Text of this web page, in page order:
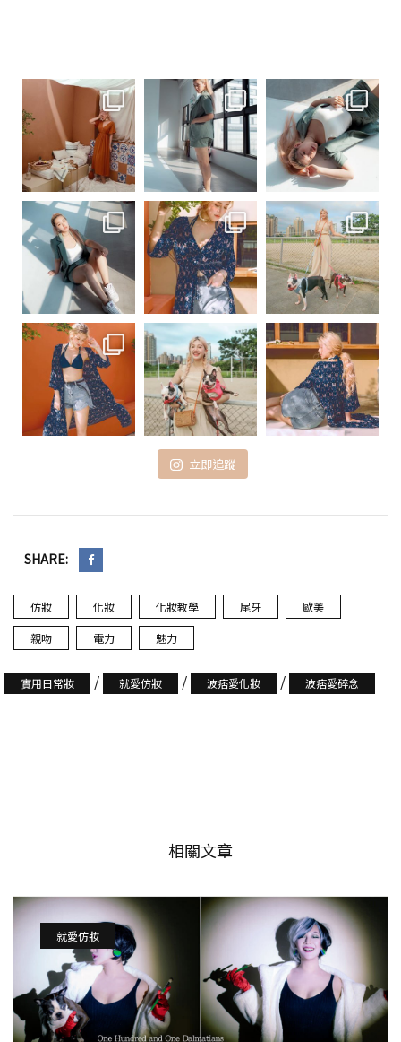
立即追蹤
SHARE:
仿妝 化妝 化妝教學 尾牙 歐美
親吻 電力 魅力
實用日常妝 / 就愛仿妝 / 波痞愛化妝 / 波痞愛碎念
相關文章
就愛仿妝